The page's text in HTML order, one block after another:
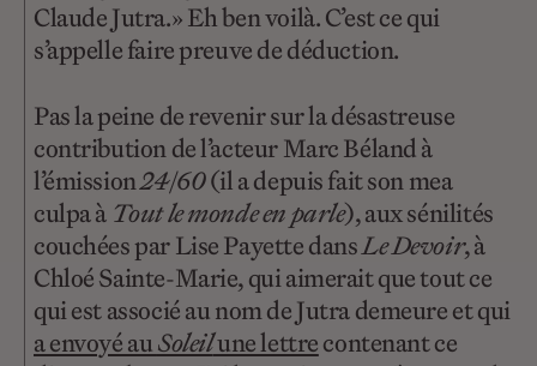
Claude Jutra.» Eh ben voilà. C’est ce qui
s’appelle faire preuve de déduction.
Pas la peine de revenir sur la désastreuse
contribution de l’acteur Marc Béland à
l’émission24|60(il a depuis fait son mea
culpa à Tout le monde en parle), aux sénilités
couchées par Lise Payette dansLe Devoir, à
Chloé Sainte-Marie, qui aimerait que tout ce
qui est associé au nom de Jutra ­­­demeure et qui
a envoyé auSoleilune lettrecontenant ce